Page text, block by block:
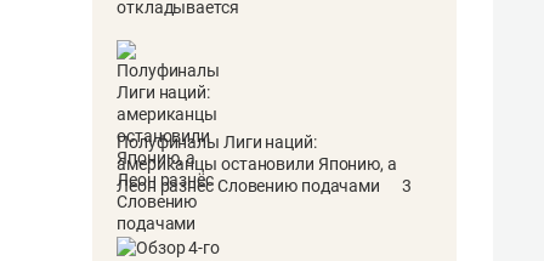
Полуфиналы Лиги наций:
американцы остановили Японию, а
Леон разнёс Словению подачами
3